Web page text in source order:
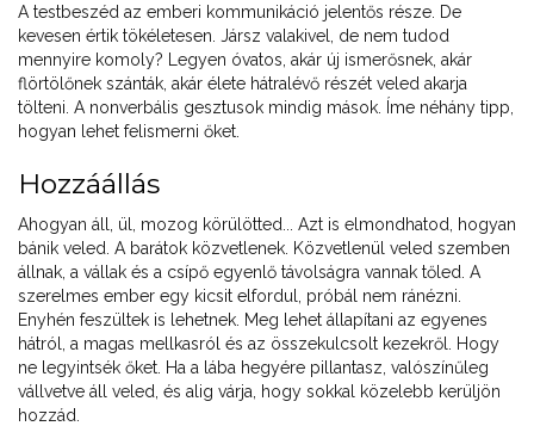
A testbeszéd az emberi kommunikáció jelentős része. De
kevesen értik tökéletesen. Jársz valakivel, de nem tudod
mennyire komoly? Legyen óvatos, akár új ismerősnek, akár
flörtölőnek szánták, akár élete hátralévő részét veled akarja
tölteni. A nonverbális gesztusok mindig mások. Íme néhány tipp,
hogyan lehet felismerni őket.
Hozzáállás
Ahogyan áll, ül, mozog körülötted... Azt is elmondhatod, hogyan
bánik veled. A barátok közvetlenek. Közvetlenül veled szemben
állnak, a vállak és a csípő egyenlő távolságra vannak tőled. A
szerelmes ember egy kicsit elfordul, próbál nem ránézni.
Enyhén feszültek is lehetnek. Meg lehet állapítani az egyenes
hátról, a magas mellkasról és az összekulcsolt kezekről. Hogy
ne legyintsék őket. Ha a lába hegyére pillantasz, valószínűleg
vállvetve áll veled, és alig várja, hogy sokkal közelebb kerüljön
hozzád.